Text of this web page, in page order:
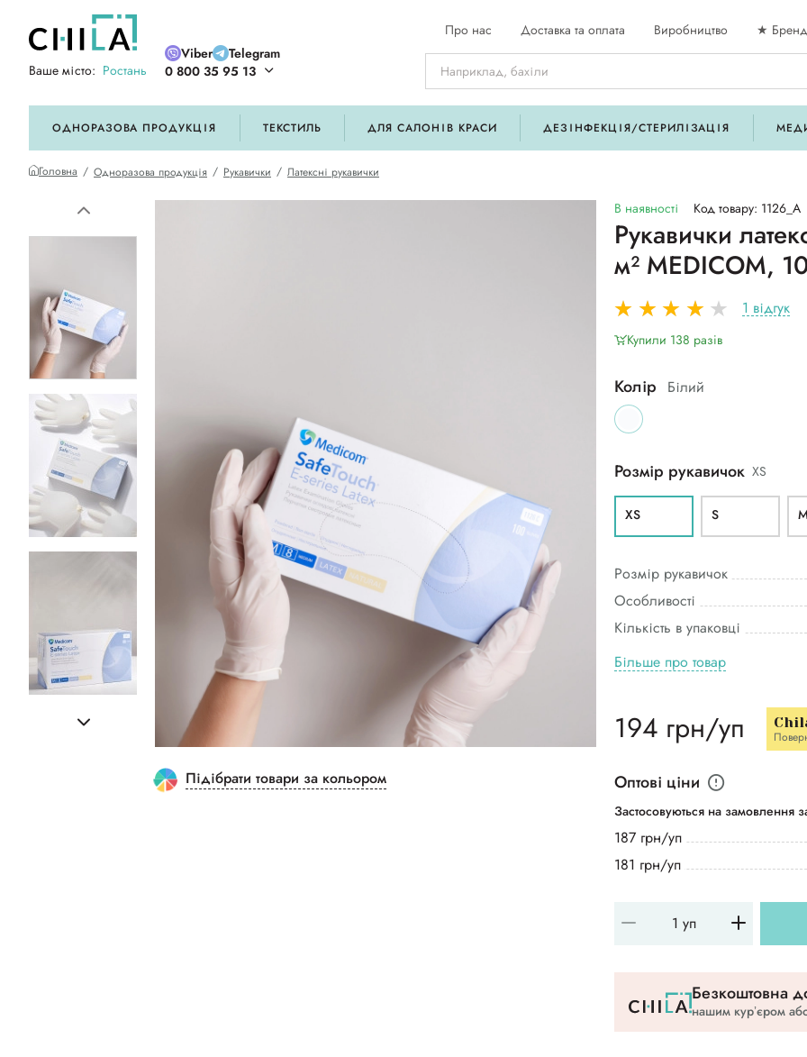
Ваше місто: Ростань
Viber
Telegram
0 800 35 95 13
Про нас Доставка та оплата Виробництво ★
ОДНОРАЗОВА ПРОДУКЦІЯ ТЕКСТИЛЬ ДЛЯ САЛОНІВ КРАСИ ДЕЗІНФЕКЦІЯ/СТЕРИЛІЗАЦІЯ
Головна Одноразова продукція Рукавички Латексні рукавички
Підібрати товари за кольором
В наявності Код товару: 1126_A
Рукавички
м² MEDICOM,
1 відгук
Купили 138 разiв
Колір Білий
Розмір рукавичок XS
XS S
Розмір рукавичок
Особливості
Кількість в упаковці
Більше про товар
194 грн/уп
Оптові ціни
Застосовуються на замовлення
187 грн/уп
181 грн/уп
Безкоштовна
нашим курʼєром